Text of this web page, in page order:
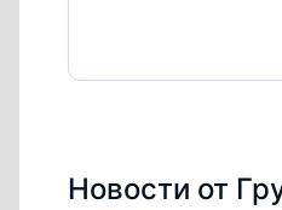
Новости от